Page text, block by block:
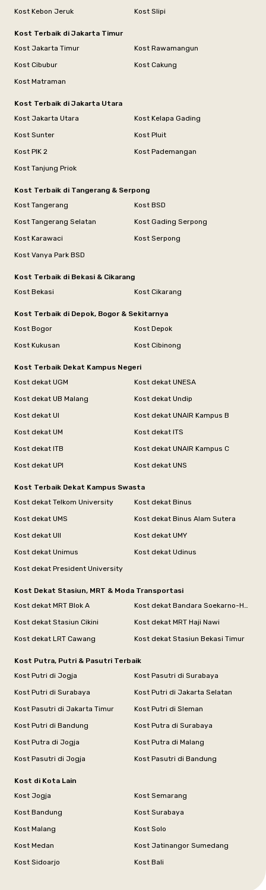
Kost Kebon Jeruk Kost Slipi
Kost Terbaik di Jakarta Timur
Kost Jakarta Timur
Kost Rawamangun
Kost Cibubur
Kost Cakung
Kost Matraman
Kost Terbaik di Jakarta Utara
Kost Jakarta Utara
Kost Kelapa Gading
Kost Sunter
Kost Pluit
Kost PIK 2
Kost Pademangan
Kost Tanjung Priok
Kost Terbaik di Tangerang & Serpong
Kost Tangerang
Kost BSD
Kost Tangerang Selatan
Kost Gading Serpong
Kost Karawaci
Kost Serpong
Kost Vanya Park BSD
Kost Terbaik di Bekasi & Cikarang
Kost Bekasi
Kost Cikarang
Kost Terbaik di Depok, Bogor & Sekitarnya
Kost Bogor
Kost Depok
Kost Kukusan
Kost Cibinong
Kost Terbaik Dekat Kampus Negeri
Kost dekat UGM
Kost dekat UNESA
Kost dekat UB Malang
Kost dekat Undip
Kost dekat UI
Kost dekat UNAIR Kampus B
Kost dekat UM
Kost dekat ITS
Kost dekat ITB
Kost dekat UNAIR Kampus C
Kost dekat UPI
Kost dekat UNS
Kost Terbaik Dekat Kampus Swasta
Kost dekat Telkom University
Kost dekat Binus
Kost dekat UMS
Kost dekat Binus Alam Sutera
Kost dekat UII
Kost dekat UMY
Kost dekat Unimus
Kost dekat Udinus
Kost dekat President University
Kost Dekat Stasiun, MRT & Moda Transportasi
Kost dekat MRT Blok A
Kost dekat Bandara Soekarno-Hatta
Kost dekat Stasiun Cikini
Kost dekat MRT Haji Nawi
Kost dekat LRT Cawang
Kost dekat Stasiun Bekasi Timur
Kost Putra, Putri & Pasutri Terbaik
Kost Putri di Jogja
Kost Pasutri di Surabaya
Kost Putri di Surabaya
Kost Putri di Jakarta Selatan
Kost Pasutri di Jakarta Timur
Kost Putri di Sleman
Kost Putri di Bandung
Kost Putra di Surabaya
Kost Putra di Jogja
Kost Putra di Malang
Kost Pasutri di Jogja
Kost Pasutri di Bandung
Kost di Kota Lain
Kost Jogja
Kost Semarang
Kost Bandung
Kost Surabaya
Kost Malang
Kost Solo
Kost Medan
Kost Jatinangor Sumedang
Kost Sidoarjo
Kost Bali